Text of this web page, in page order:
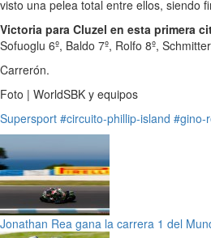
visto una pelea total entre ellos, siendo
Victoria para Cluzel en esta primera
Sofuoglu 6º, Baldo 7º, Rolfo 8º,
Carrerón.
Foto | WorldSBK y equipos
Supersport #circuito-phillip-island #gino-
Jonathan Rea gana la carrera 1 del